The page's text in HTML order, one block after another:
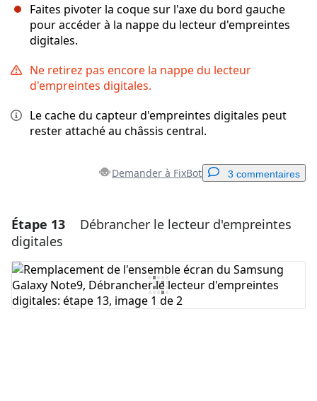
Faites pivoter la coque sur l'axe du bord gauche
pour accéder à la nappe du lecteur d'empreintes
digitales.
Ne retirez pas encore la nappe du lecteur
d'empreintes digitales.
Le cache du capteur d'empreintes digitales peut
rester attaché au châssis central.
Demander à FixBot 3 commentaires
Ajouter un commentaire
Ajouter un commentaire
Étape 13
Débrancher le lecteur d'empreintes
digitales